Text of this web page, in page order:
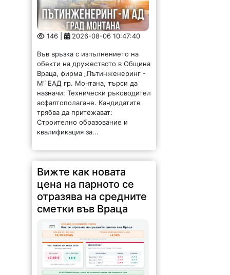
146 | 2026-08-06 10:47:40
обекти на дружеството в Община
Враца, фирма „Пътинженеринг -
М“ ЕАД гр. Монтана, търси да
назначи: Технически ръководител
асфалтополагане. Кандидатите
трябва да притежават:
Строително образование и
квалификация за...
Вижте как новата
цена на парното се
отразява на средните
сметки във Враца